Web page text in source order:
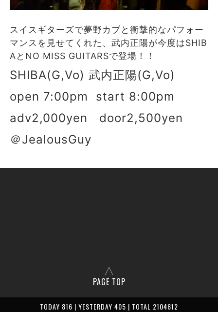
スイスギターズで夢野カブと衝撃的なパフォー
マンスを見せてくれた、武内正陽が今度はSHIB
AとNO MISS GUITARSで登場！！
SHIBA(G,Vo) 武内正陽(G,Vo)
open 7:00pm start 8:00pm
adv2,000yen door2,500yen
＠JealousGuy
PAGE TOP
TODAY 816 | YESTERDAY 405 | TOTAL 2104612